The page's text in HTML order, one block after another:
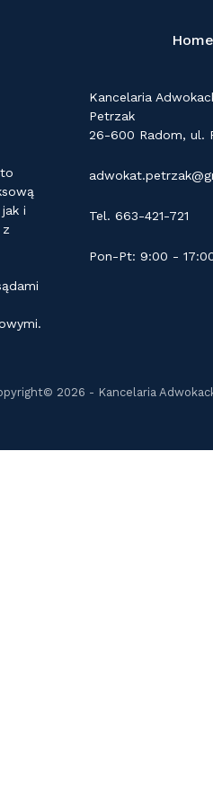
Home
i
Kancelaria
Petrzak
26-600 Radom, ul.
Tel. 663-421-721
Pon-Pt: 9:00 -
2026 - Kancelaria